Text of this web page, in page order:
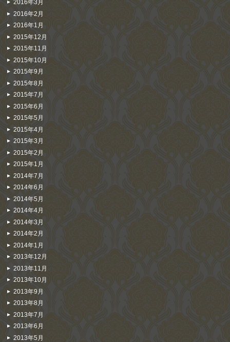
2016年3月
2016年2月
2016年1月
2015年12月
2015年11月
2015年10月
2015年9月
2015年8月
2015年7月
2015年6月
2015年5月
2015年4月
2015年3月
2015年2月
2015年1月
2014年7月
2014年6月
2014年5月
2014年4月
2014年3月
2014年2月
2014年1月
2013年12月
2013年11月
2013年10月
2013年9月
2013年8月
2013年7月
2013年6月
2013年5月